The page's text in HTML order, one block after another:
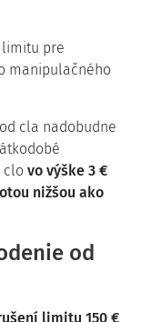
limitu pre
manipulačného
cla nadobudne
clo vo výške 3 €
nižšou ako
od
limitu 150 €